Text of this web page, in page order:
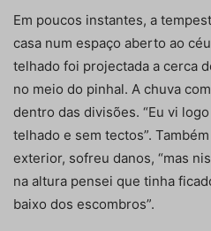
Em poucos instantes, a
casa num espaço aberto ao
telhado foi projectada a cerca
no meio do pinhal. A chuva
dentro das divisões. “Eu vi
telhado e sem tectos”.
exterior, sofreu danos, “mas
na altura pensei que tinha
baixo dos escombros”.